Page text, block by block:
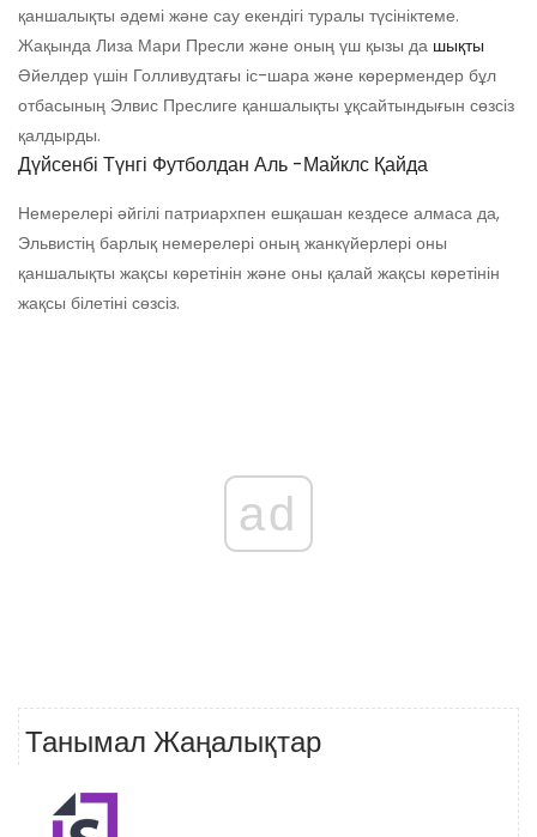
қаншалықты әдемі және сау екендігі туралы түсініктеме.
Жақында Лиза Мари Пресли және оның үш қызы да шықты
Әйелдер үшін Голливудтағы іс-шара және көрермендер бұл
отбасының Элвис Преслиге қаншалықты ұқсайтындығын сөзсіз
қалдырды.
Дүйсенбі Түнгі Футболдан Аль -Майклс Қайда
Немерелері әйгілі патриархпен ешқашан кездесе алмаса да,
Эльвистің барлық немерелері оның жанкүйерлері оны
қаншалықты жақсы көретінін және оны қалай жақсы көретінін
жақсы білетіні сөзсіз.
ad
Танымал Жаңалықтар